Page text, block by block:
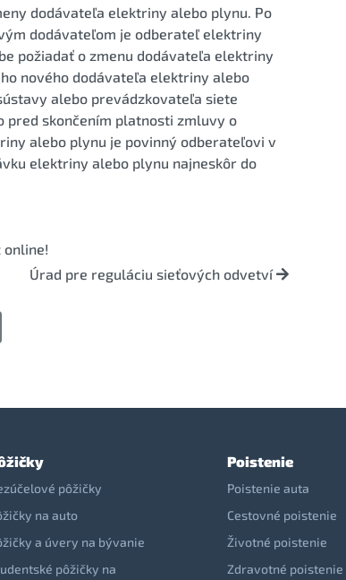
dodávateľa elektriny alebo plynu. Po
dodávateľom je odberateľ elektriny
požiadať o zmenu dodávateľa elektriny
nového dodávateľa elektriny alebo
alebo prevádzkovateľa siete
pred skončením platnosti zmluvy o
alebo plynu je povinný odberateľovi v
elektriny alebo plynu najneskôr do
online!
Úrad pre reguláciu sieťových odvetví
pôžičky
na auto
a úvery na bývanie
pôžičky na
Poistenie
Poistenie auta
Cestovné poistenie
Životné poistenie
Zdravotné poistenie